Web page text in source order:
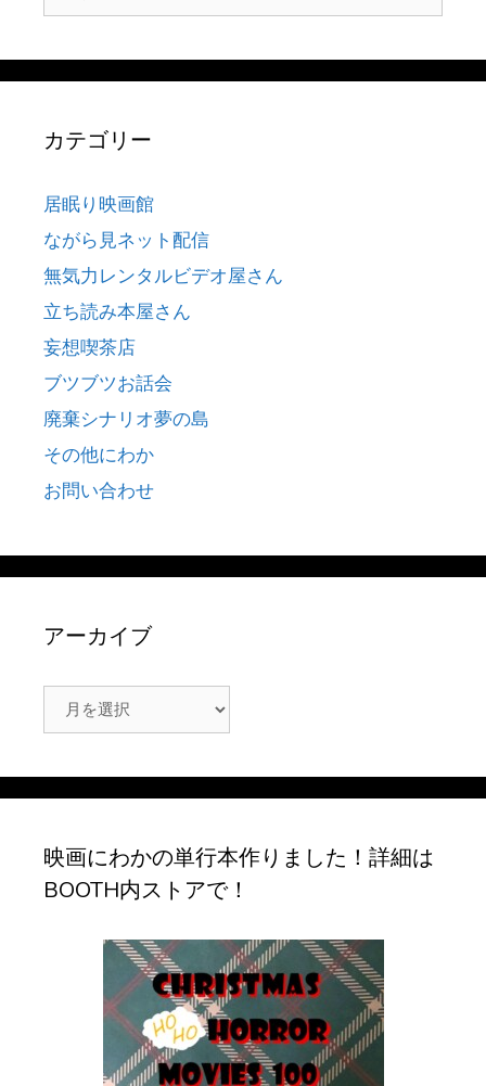
索:
カテゴリー
居眠り映画館
ながら見ネット配信
無気力レンタルビデオ屋さん
立ち読み本屋さん
妄想喫茶店
ブツブツお話会
廃棄シナリオ夢の島
その他にわか
お問い合わせ
アーカイブ
ー
映画にわかの単行本作りました！詳細は
BOOTH内ストアで！